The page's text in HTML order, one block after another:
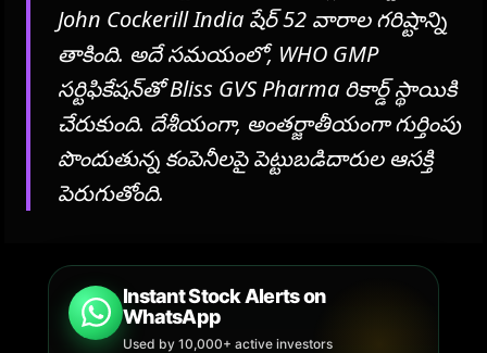
John Cockerill India షేర్ 52 వారాల గరిష్టాన్ని
తాకింది. అదే సమయంలో, WHO GMP
సర్టిఫికేషన్‌తో Bliss GVS Pharma రికార్డ్ స్థాయికి
చేరుకుంది. దేశీయంగా, అంతర్జాతీయంగా గుర్తింపు
పొందుతున్న కంపెనీలపై పెట్టుబడిదారుల ఆసక్తి
పెరుగుతోంది.
Instant Stock Alerts on
WhatsApp
Used by 10,000+ active investors